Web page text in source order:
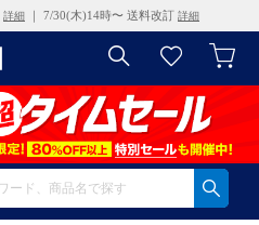
詳細 ｜ 7/30(木)14時〜 送料改訂 詳細